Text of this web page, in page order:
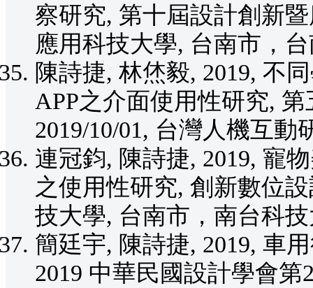
察研究, 第十屆設計創新
應用科技大學, 台南市，
陳詩捷, 林烋毅, 2019, 不
APP之介面使用性研究,
2019/10/01, 台灣人機互
連冠鈞, 陳詩捷, 2019, 寵
之使用性研究, 創新數位
技大學, 台南市，南台科
簡廷宇, 陳詩捷, 2019, 車
2019 中華民國設計學會